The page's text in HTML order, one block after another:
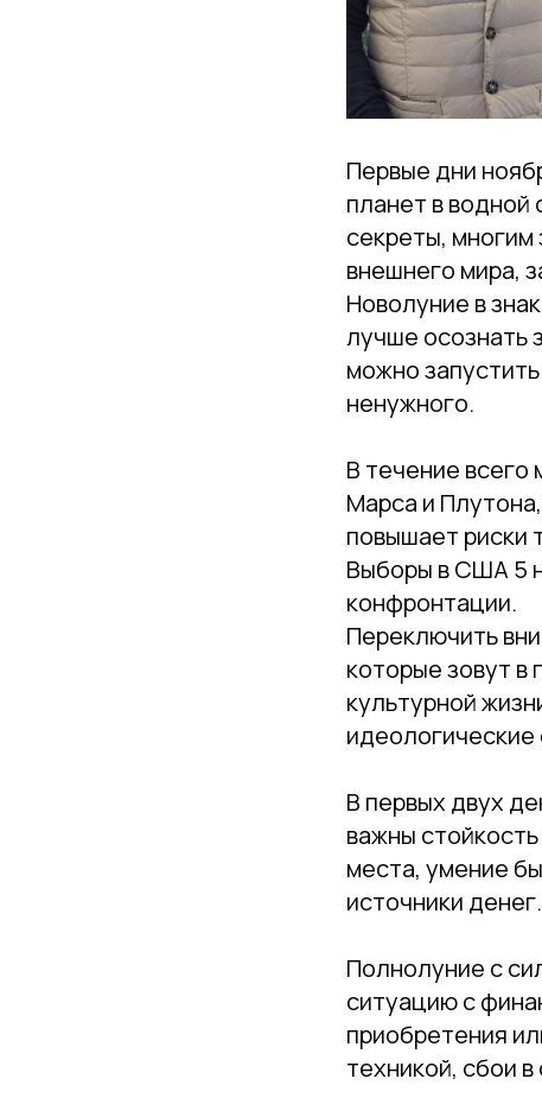
Первые дни
планет в водной
секреты,
внешнего мира,
Новолуние в
лучше осознать
можно
ненужного.
В течение
Марса и
повышает риски
Выборы в США 5
конфронтации.
Переключить
которые зовут в
культурной
В первых двух
важны
места, умение
источники
Полнолуние с
ситуацию с
приобретения
техникой, сбои